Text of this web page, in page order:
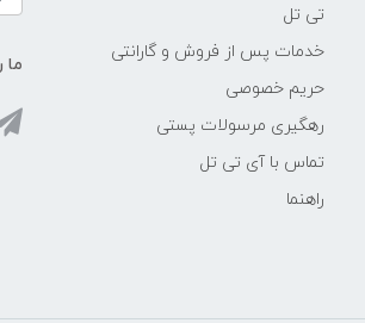
تی تل
خدمات پس از فروش و گارانتی
حریم خصوصی
رهگیری مرسولات پستی
تماس با آی تی تل
راهنما
ما